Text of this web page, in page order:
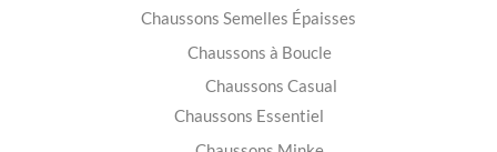
Chaussons Semelles Épaisses
Chaussons à Boucle
Chaussons Casual
Chaussons Essentiel